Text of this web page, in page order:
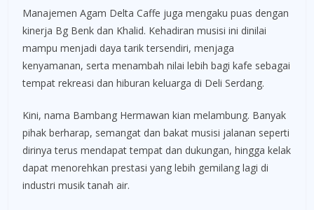
Manajemen Agam Delta Caffe juga mengaku puas dengan
kinerja Bg Benk dan Khalid. Kehadiran musisi ini dinilai
mampu menjadi daya tarik tersendiri, menjaga
kenyamanan, serta menambah nilai lebih bagi kafe sebagai
tempat rekreasi dan hiburan keluarga di Deli Serdang.
Kini, nama Bambang Hermawan kian melambung. Banyak
pihak berharap, semangat dan bakat musisi jalanan seperti
dirinya terus mendapat tempat dan dukungan, hingga kelak
dapat menorehkan prestasi yang lebih gemilang lagi di
industri musik tanah air.